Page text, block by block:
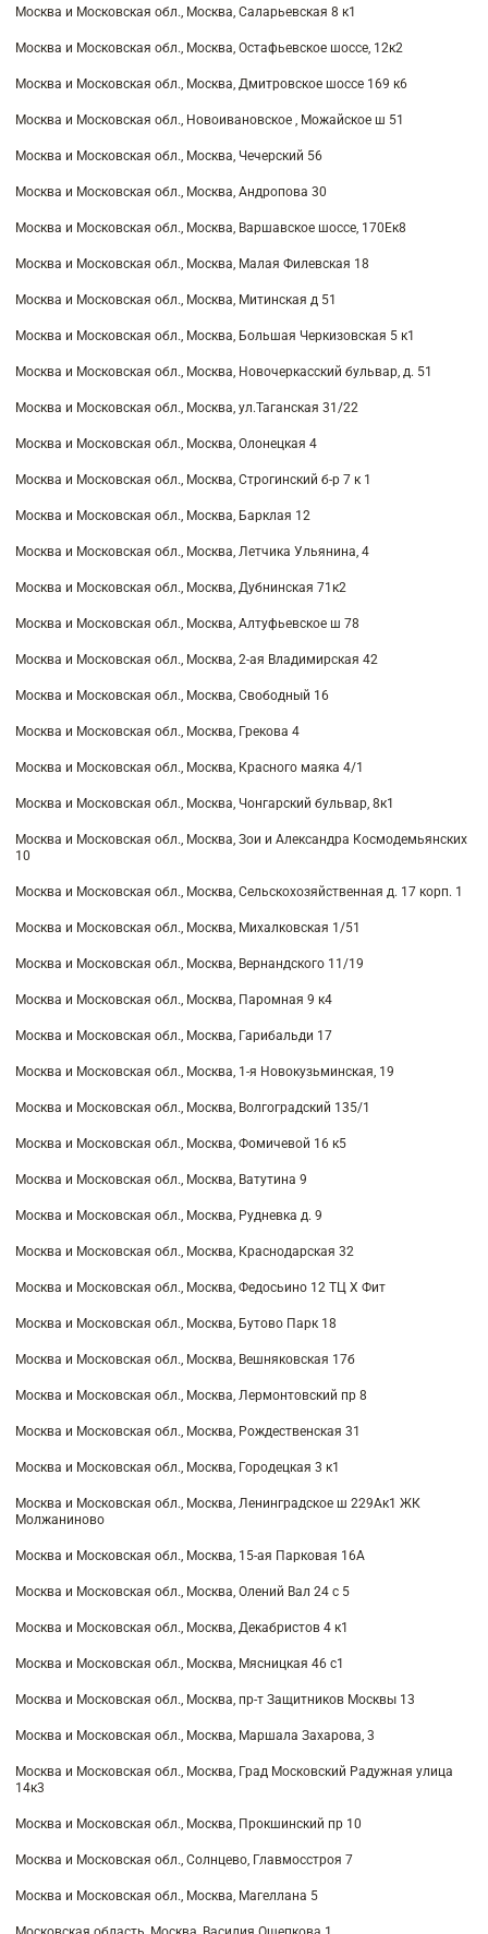
Москва и Московская обл., Москва, Саларьевская 8 к1
Москва и Московская обл., Москва, Остафьевское шоссе, 12к2
Москва и Московская обл., Москва, Дмитровское шоссе 169 к6
Москва и Московская обл., Новоивановское , Можайское ш 51
Москва и Московская обл., Москва, Чечерский 56
Москва и Московская обл., Москва, Андропова 30
Москва и Московская обл., Москва, Варшавское шоссе, 170Ек8
Москва и Московская обл., Москва, Малая Филевская 18
Москва и Московская обл., Москва, Митинская д 51
Москва и Московская обл., Москва, Большая Черкизовская 5 к1
Москва и Московская обл., Москва, Новочеркасский бульвар, д. 51
Москва и Московская обл., Москва, ул.Таганская 31/22
Москва и Московская обл., Москва, Олонецкая 4
Москва и Московская обл., Москва, Строгинский б-р 7 к 1
Москва и Московская обл., Москва, Барклая 12
Москва и Московская обл., Москва, Летчика Ульянина, 4
Москва и Московская обл., Москва, Дубнинская 71к2
Москва и Московская обл., Москва, Алтуфьевское ш 78
Москва и Московская обл., Москва, 2-ая Владимирская 42
Москва и Московская обл., Москва, Свободный 16
Москва и Московская обл., Москва, Грекова 4
Москва и Московская обл., Москва, Красного маяка 4/1
Москва и Московская обл., Москва, Чонгарский бульвар, 8к1
Москва и Московская обл., Москва, Зои и Александра Космодемьянских
10
Москва и Московская обл., Москва, Сельскохозяйственная д. 17 корп. 1
Москва и Московская обл., Москва, Михалковская 1/51
Москва и Московская обл., Москва, Вернандского 11/19
Москва и Московская обл., Москва, Паромная 9 к4
Москва и Московская обл., Москва, Гарибальди 17
Москва и Московская обл., Москва, 1-я Новокузьминская, 19
Москва и Московская обл., Москва, Волгоградский 135/1
Москва и Московская обл., Москва, Фомичевой 16 к5
Москва и Московская обл., Москва, Ватутина 9
Москва и Московская обл., Москва, Рудневка д. 9
Москва и Московская обл., Москва, Краснодарская 32
Москва и Московская обл., Москва, Федосьино 12 ТЦ Х Фит
Москва и Московская обл., Москва, Бутово Парк 18
Москва и Московская обл., Москва, Вешняковская 17б
Москва и Московская обл., Москва, Лермонтовский пр 8
Москва и Московская обл., Москва, Рождественская 31
Москва и Московская обл., Москва, Городецкая 3 к1
Москва и Московская обл., Москва, Ленинградское ш 229Ак1 ЖК
Молжаниново
Москва и Московская обл., Москва, 15-ая Парковая 16А
Москва и Московская обл., Москва, Олений Вал 24 с 5
Москва и Московская обл., Москва, Декабристов 4 к1
Москва и Московская обл., Москва, Мясницкая 46 с1
Москва и Московская обл., Москва, пр-т Защитников Москвы 13
Москва и Московская обл., Москва, Маршала Захарова, 3
Москва и Московская обл., Москва, Град Московский Радужная улица
14к3
Москва и Московская обл., Москва, Прокшинский пр 10
Москва и Московская обл., Солнцево, Главмосстроя 7
Москва и Московская обл., Москва, Магеллана 5